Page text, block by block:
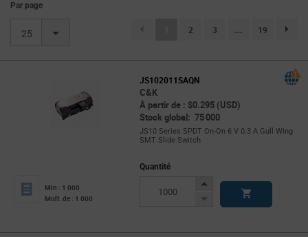
Par page
25 (current)
2 3 ... 19
JS102011SAQN
C&K
À partir de : $0.295 (USD)
Stock global: 75 000
JS10 Series SPDT On-On 6 V 0.3 A Gull Wing
SMT Slide Switch
Min : 1 000
Mult. de : 1 000
Quantité
Increase
Decrease